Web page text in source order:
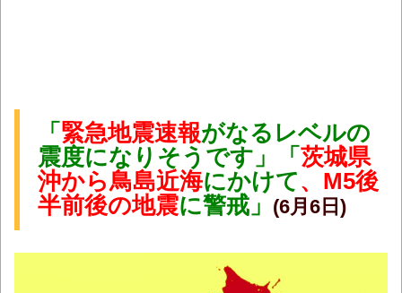
「 緊急地震速報がなるレベルの
震度になりそうです」「 茨城県
沖から鳥島近海にかけて、M5後
半前後の地震に警戒」 (6月6日)